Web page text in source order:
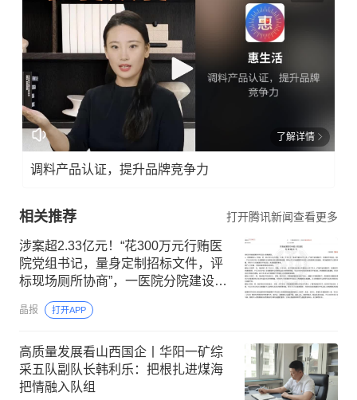
了解详情
调料产品认证，提升品牌竞争力
相关推荐 打开腾讯新闻查看更多
涉案超2.33亿元！“花300万元行贿医
院党组书记，量身定制招标文件，评
标现场厕所协商”，一医院分院建设工
程串标案细节披露
晶报 打开APP
高质量发展看山西国企丨华阳一矿综
采五队副队长韩利乐：把根扎进煤海
把情融入队组